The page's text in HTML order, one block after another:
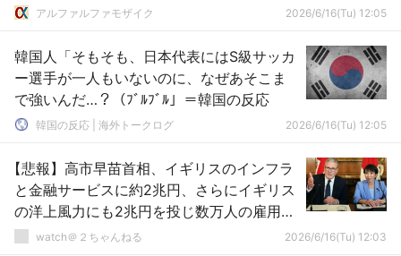
アルファルファモザイク 2026/6/16(Tu) 12:05
韓国人「そもそも、日本代表にはS級サッカ
ー選手が一人もいないのに、なぜあそこま
で強いんだ…？（ﾌﾞﾙﾌﾞﾙ」＝韓国の反応
韓国の反応 | 海外トークログ 2026/6/16(Tu) 12:05
【悲報】高市早苗首相、イギリスのインフラ
と金融サービスに約2兆円、さらにイギリス
の洋上風力にも2兆円を投じ数万人の雇用創
出を約束ｗｗｗｗｗｗ
watch＠２ちゃんねる 2026/6/16(Tu) 12:03